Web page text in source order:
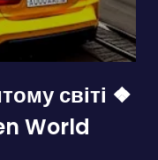
світі ❖
World